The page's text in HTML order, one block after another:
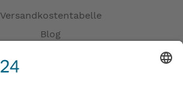
Versandkostentabelle
Blog